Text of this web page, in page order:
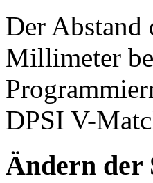
Der Abstand
Millimeter
DPSI V-
Ändern der